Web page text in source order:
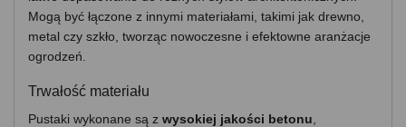
Mogą być łączone z innymi materiałami, takimi jak drewno,
metal czy szkło, tworząc nowoczesne i efektowne aranżacje
ogrodzeń.
Trwałość materiału
Pustaki wykonane są z wysokiej jakości betonu